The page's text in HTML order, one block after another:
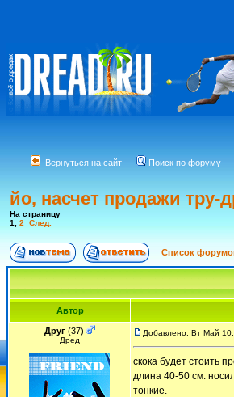
Вернуться на сайт Поиск по форуму
йо, насчет продажи тру-
На страницу
1
2 След.
Список
Автор
Друг(37)
Дред
Добавлено: Вт Май
скока будет стоить
длина 40-50 см.
тонкие.